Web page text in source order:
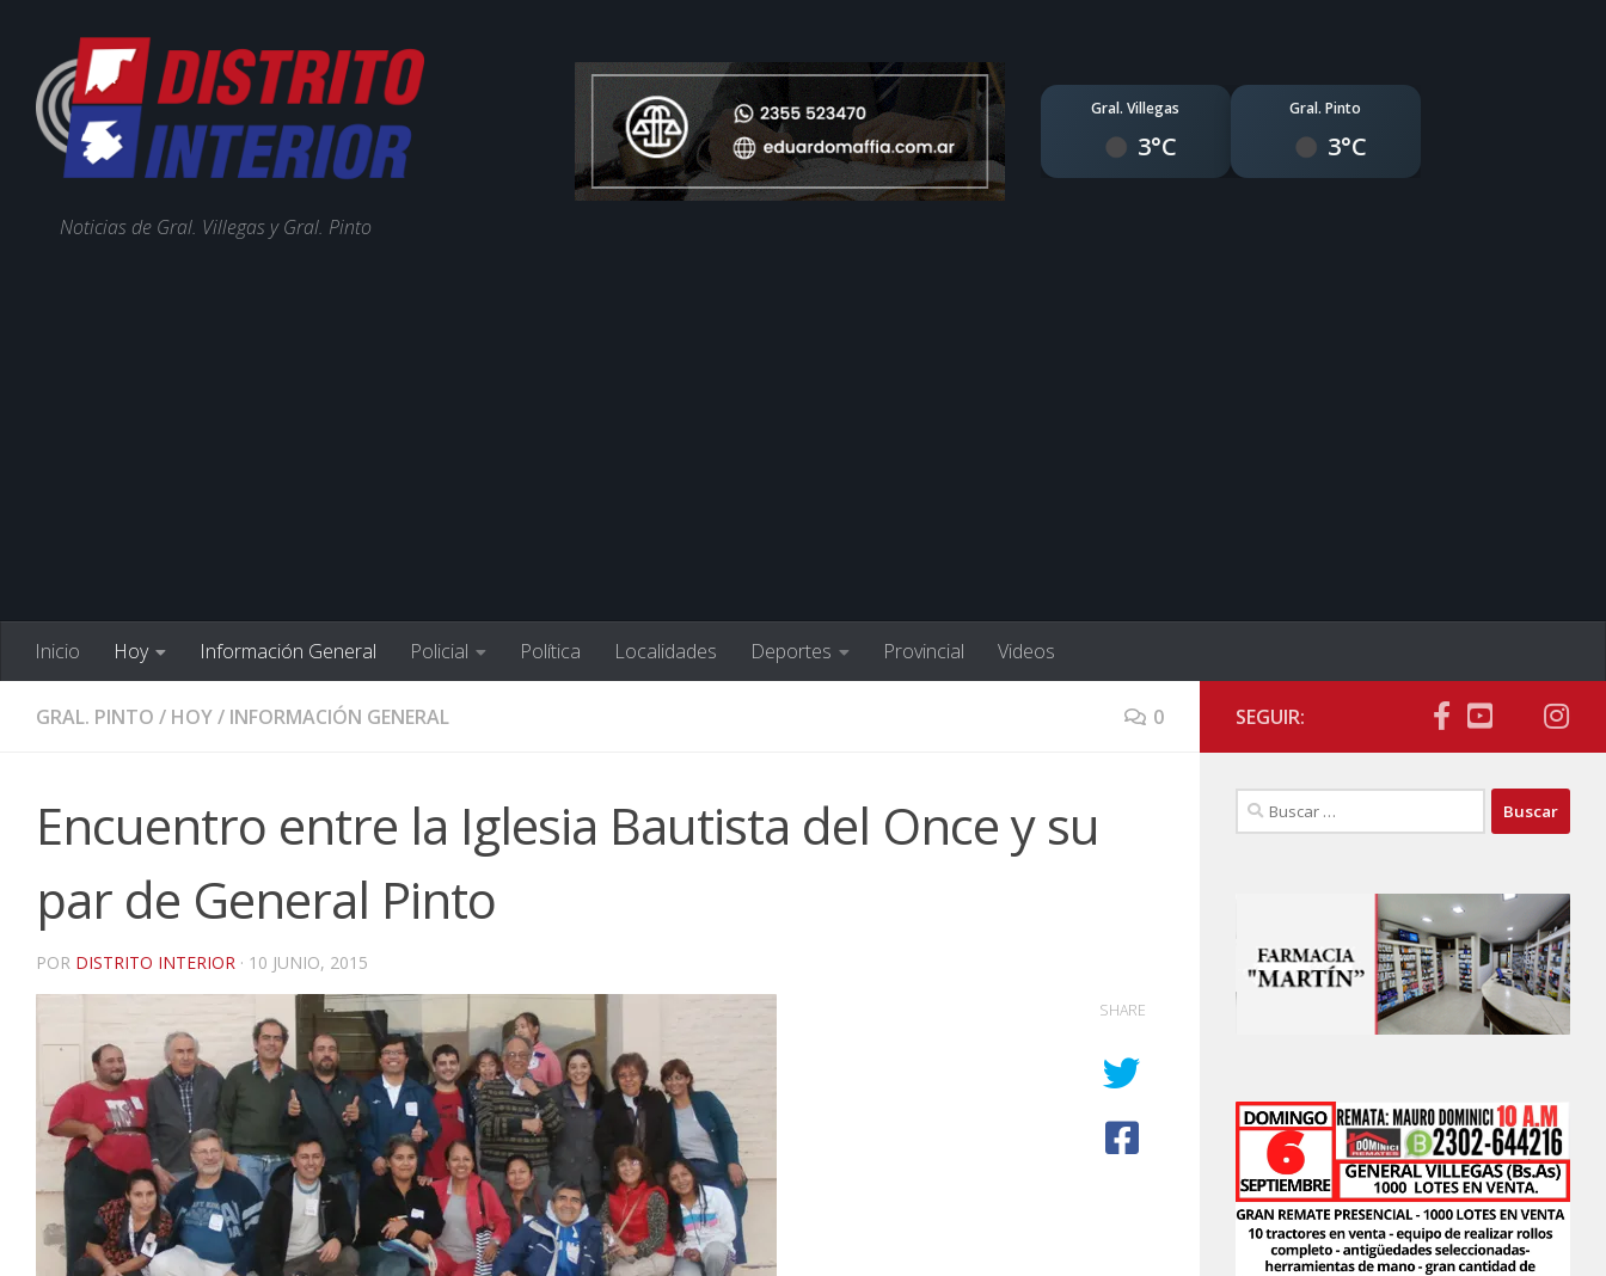
Noticias de Gral. Villegas y Gral. Pinto
Gral. Villegas
3°C
Gral. Pinto
3°C
Inicio Hoy Información General Policial Política Localidades Deportes Provincial Videos
GRAL. PINTO / HOY/ INFORMACIÓN GENERAL 0
Encuentro entre la Iglesia Bautista del Once y su
par de General Pinto
POR DISTRITO INTERIOR · 10 JUNIO, 2015
SHARE
SEGUIR:
Buscar: